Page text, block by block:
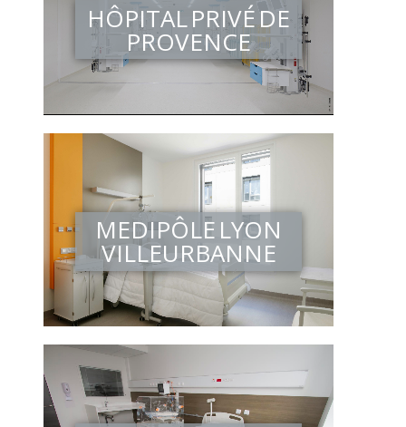
HÔPITAL PRIVÉ DE
PROVENCE
MEDIPÔLE LYON
VILLEURBANNE